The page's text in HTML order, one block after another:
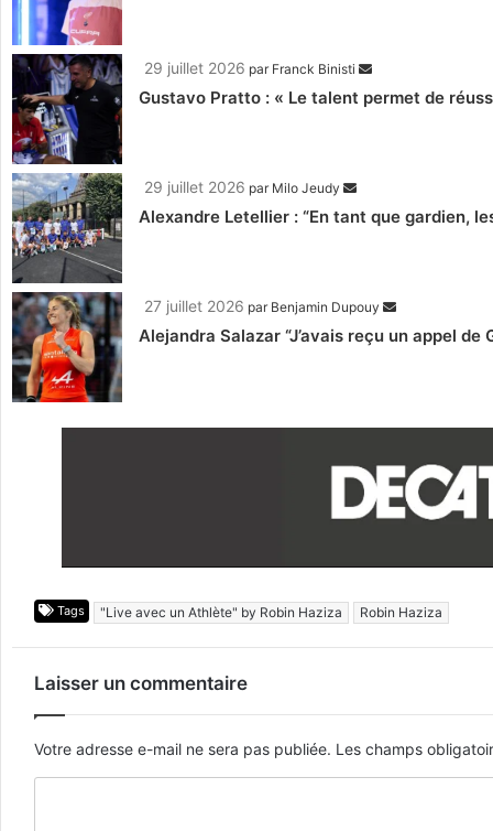
29 juillet 2026 par Franck Binisti
Gustavo Pratto : « Le talent permet de
29 juillet 2026 par Milo Jeudy
Alexandre Letellier : “En tant que gardien,
27 juillet 2026 par Benjamin Dupouy
Alejandra Salazar “J’avais reçu un appel
Tags "Live avec un Athlète" by Robin Haziza Robin Haziza
Laisser un commentaire
Votre adresse e-mail ne sera pas publiée. Les champs